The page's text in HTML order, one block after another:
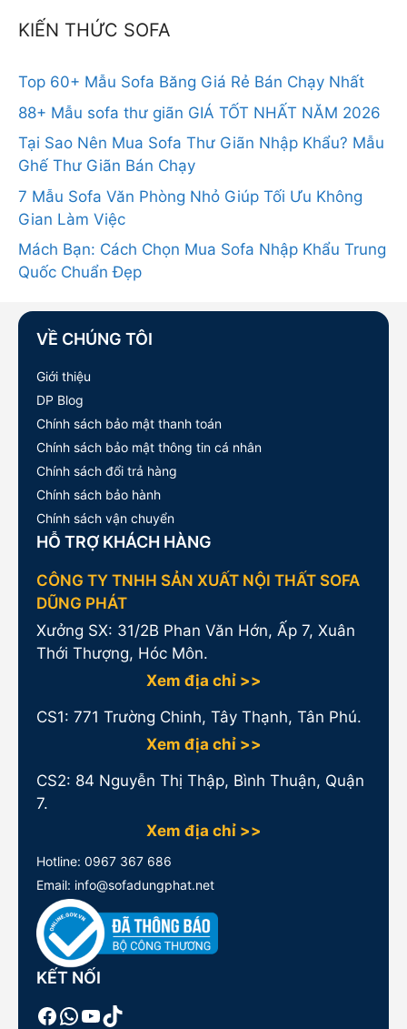
KIẾN THỨC SOFA
Top 60+ Mẫu Sofa Băng Giá Rẻ Bán Chạy Nhất
88+ Mẫu sofa thư giãn GIÁ TỐT NHẤT NĂM 2026
Tại Sao Nên Mua Sofa Thư Giãn Nhập Khẩu? Mẫu
Ghế Thư Giãn Bán Chạy
7 Mẫu Sofa Văn Phòng Nhỏ Giúp Tối Ưu Không
Gian Làm Việc
Mách Bạn: Cách Chọn Mua Sofa Nhập Khẩu Trung
Quốc Chuẩn Đẹp
VỀ CHÚNG TÔI
Giới thiệu
DP Blog
Chính sách bảo mật thanh toán
Chính sách bảo mật thông tin cá nhân
Chính sách đổi trả hàng
Chính sách bảo hành
Chính sách vận chuyển
HỖ TRỢ KHÁCH HÀNG
CÔNG TY TNHH SẢN XUẤT NỘI THẤT SOFA
DŨNG PHÁT
Xưởng SX: 31/2B Phan Văn Hớn, Ấp 7, Xuân
Thới Thượng, Hóc Môn.
Xem địa chỉ >>
CS1: 771 Trường Chinh, Tây Thạnh, Tân Phú.
Xem địa chỉ >>
CS2: 84 Nguyễn Thị Thập, Bình Thuận, Quận
7.
Xem địa chỉ >>
Hotline: 0967 367 686
Email: info@sofadungphat.net
KẾT NỐI
Facebook
WhatsApp
Youtube
TikTok